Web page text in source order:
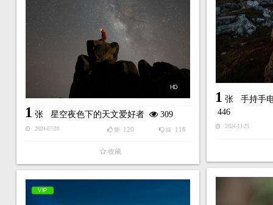
1 张 手持手
446
2024-11-25
HD
1 张 星空夜色下的天文爱好者 309
2024-07-20 踩 118
赞 120
收藏
VIP